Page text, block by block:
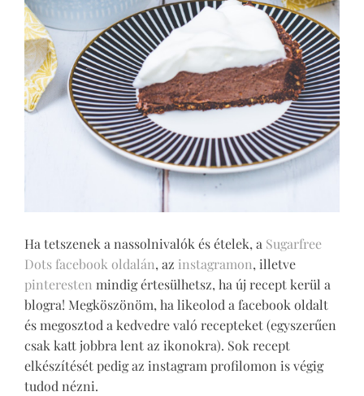
Ha tetszenek a nassolnivalók és ételek, a Sugarfree
Dots facebook oldalán, az instagramon, illetve
pinteresten mindig értesülhetsz, ha új recept kerül a
blogra! Megköszönöm, ha likeolod a facebook oldalt
és megosztod a kedvedre való recepteket (egyszerűen
csak katt jobbra lent az ikonokra). Sok recept
elkészítését pedig az instagram profilomon is végig
tudod nézni.